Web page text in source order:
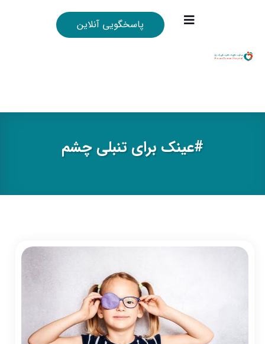
پاسخگویی آنلاین
#عينك براي تنبلي چشم